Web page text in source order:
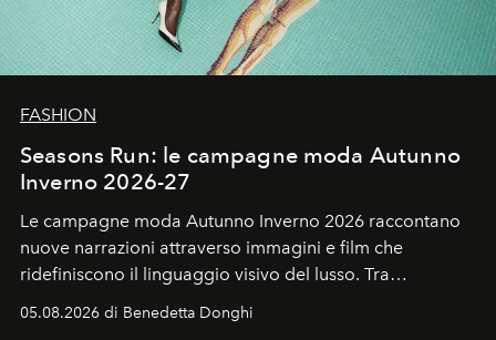
FASHION
Seasons Run: le campagne moda Autunno
Inverno 2026-27
Le campagne moda Autunno Inverno 2026 raccontano
nuove narrazioni attraverso immagini e film che
ridefiniscono il linguaggio visivo del lusso. Tra
protagonisti del cinema, volti della cultura
contemporanea e storytelling d'autore, le maison
05.08.2026 di Benedetta Donghi